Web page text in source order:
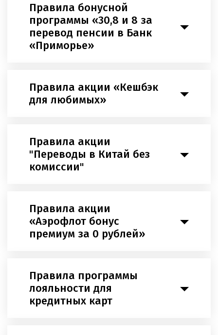
Правила бонусной
программы «30,8 и 8 за
перевод пенсии в Банк
«Приморье»
Правила акции «Кешбэк
для любимых»
Правила акции
"Переводы в Китай без
комиссии"
Правила акции
«Аэрофлот бонус
премиум за 0 рублей»
Правила программы
лояльности для
кредитных карт